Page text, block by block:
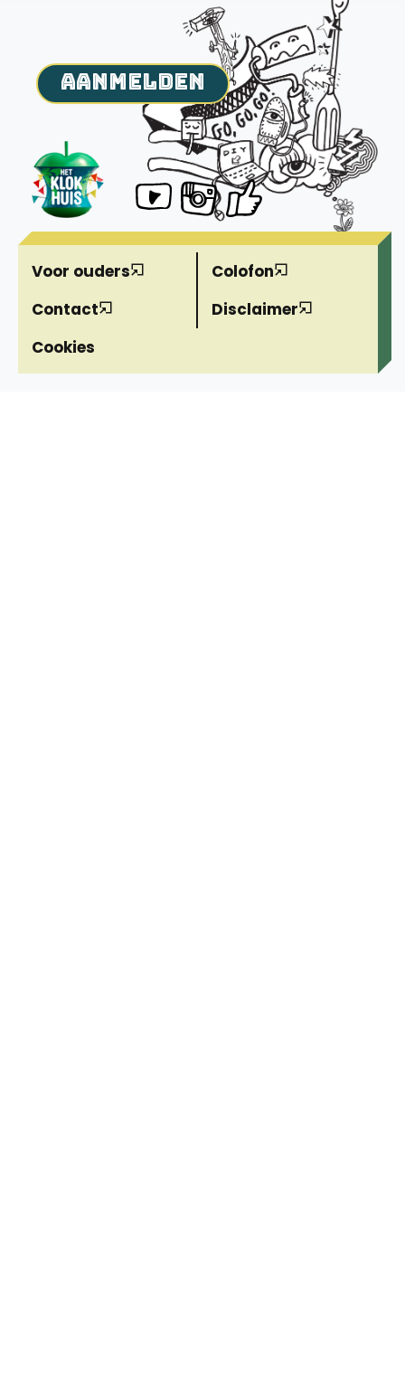
aanmelden
Voor ouders
Colofon
Contact
Disclaimer
Cookies